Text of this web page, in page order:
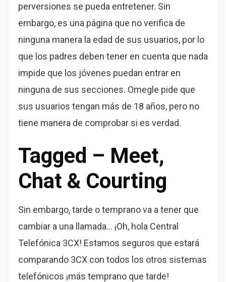
perversiones se pueda entretener. Sin
embargo, es una página que no verifica de
ninguna manera la edad de sus usuarios, por lo
que los padres deben tener en cuenta que nada
impide que los jóvenes puedan entrar en
ninguna de sus secciones. Omegle pide que
sus usuarios tengan más de 18 años, pero no
tiene manera de comprobar si es verdad.
Tagged – Meet,
Chat & Courting
Sin embargo, tarde o temprano va a tener que
cambiar a una llamada… ¡Oh, hola Central
Telefónica 3CX! Estamos seguros que estará
comparando 3CX con todos los otros sistemas
telefónicos ¡más temprano que tarde!